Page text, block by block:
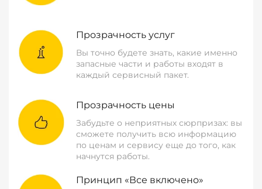
Прозрачность услуг
Вы точно будете знать, какие именно
запасные части и работы входят в
каждый сервисный пакет.
Прозрачность цены
Забудьте о неприятных сюрпризах: вы
сможете получить всю информацию
по ценам и сервису еще до того, как
начнутся работы.
Принцип «Все включено»